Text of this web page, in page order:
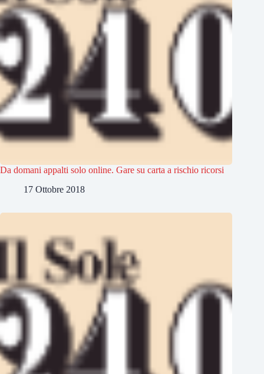
Da domani appalti solo online. Gare su carta a rischio ricorsi
17 Ottobre 2018